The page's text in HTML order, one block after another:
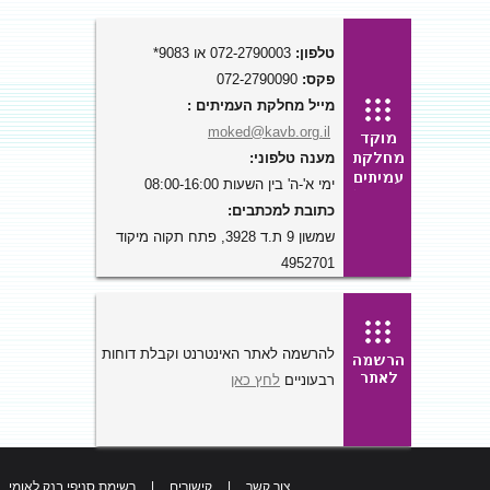
טלפון:
פקס:
מייל מחלקת העמיתים :
moked@kavb.org.il
מענה טלפוני:
ימי א'-ה' בין השעות 08:00-16:00
כתובת למכתבים:
שמשון 9 ת.ד 3928, פתח תקוה מיקוד
4952701
להרשמה לאתר האינטרנט וקבלת דוחות
רבעוניים לחץ כאן
צור קשר קישורים רשימת סניפי בנק לאומי